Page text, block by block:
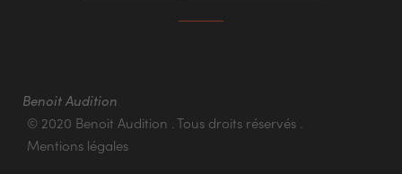
Benoit Audition
© 2020 Benoit Audition . Tous droits réservés .
Mentions légales